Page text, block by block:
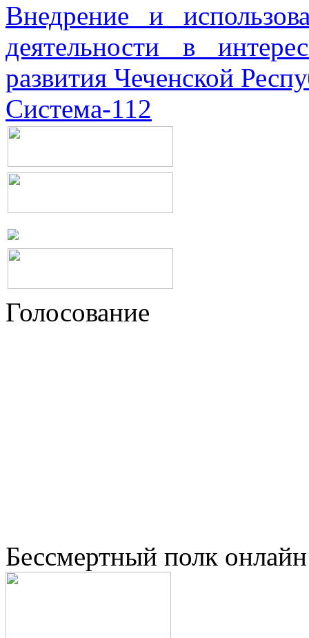
Внедрение и
деятельности в
развития Чеченской
Система-112
Голосование
Бессмертный полк онлайн